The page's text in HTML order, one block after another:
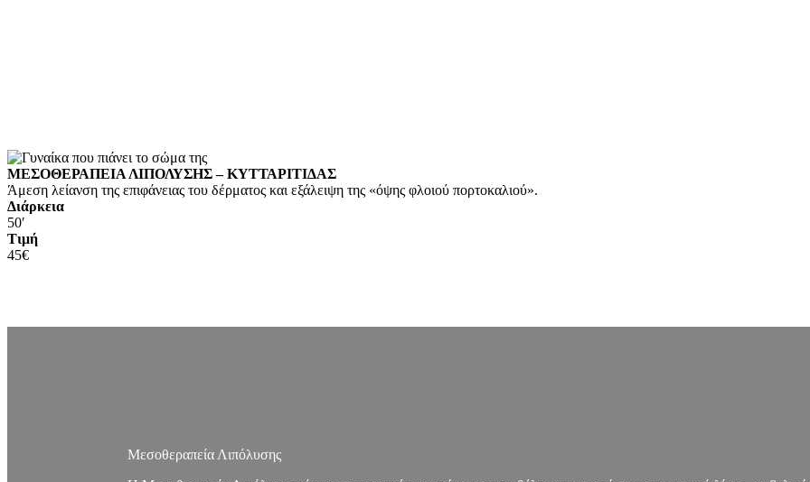
ΜΕΣΟΘΕΡΑΠΕΙΑ ΛΙΠΟΛΥΣΗΣ – ΚΥΤΤΑΡΙΤΙΔΑΣ
Άμεση λείανση της επιφάνειας του δέρματος και εξάλειψη της «όψης φλοιού πορτοκαλιού».
Διάρκεια
50′
Τιμή
45€
Μεσοθεραπεία Λιπόλυσης